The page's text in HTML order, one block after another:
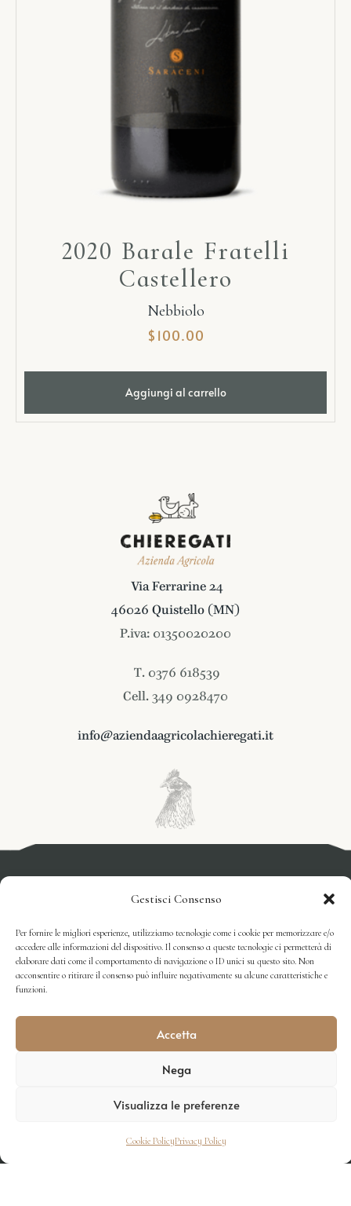
Gestisci Consenso
Per fornire le migliori esperienze, utilizziamo tecnologie come i cookie per memorizzare e/o
accedere alle informazioni del dispositivo. Il consenso a queste tecnologie ci permetterà di
elaborare dati come il comportamento di navigazione o ID unici su questo sito. Non
acconsentire o ritirare il consenso può influire negativamente su alcune caratteristiche e
funzioni.
Accetta
Nega
Visualizza le preferenze
Cookie PolicyPrivacy Policy
2020 Barale Fratelli
Castellero
Nebbiolo
$ 100.00
Aggiungi al carrello
Via Ferrarine 24
46026 Quistello (MN)
P.iva: 01350020200
T. 0376 618539
Cell. 349 0928470
info@aziendaagricolachieregati.it